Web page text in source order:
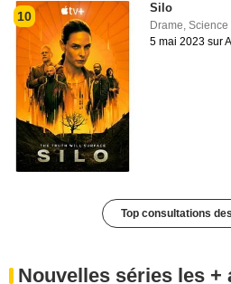
10
Silo
Drame,Science
5 mai 2023 sur
Top consultations
Nouvelles séries les +